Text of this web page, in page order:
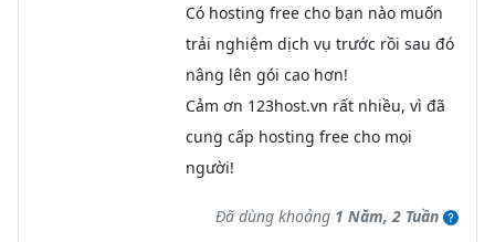
Có hosting free cho bạn nào muốn
trải nghiệm dịch vụ trước rồi sau đó
nâng lên gói cao hơn!
Cảm ơn 123host.vn rất nhiều, vì đã
cung cấp hosting free cho mọi
người!
Đã dùng khoảng 1 Năm, 2 Tuần